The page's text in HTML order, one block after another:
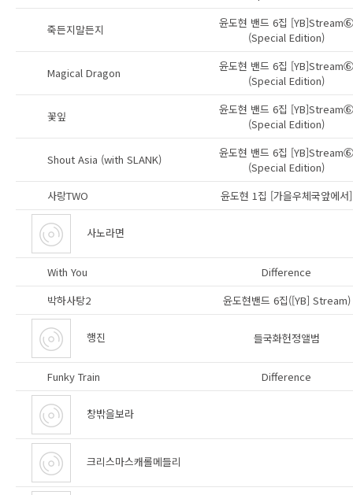
죽든지말든지
윤도현 밴드 6집
(Special Edition)
Magical Dragon
윤도현 밴드 6집
(Special Edition)
꽃잎
윤도현 밴드 6집
(Special Edition)
Shout Asia (with SLANK)
윤도현 밴드 6집
(Special Edition)
사랑TWO
윤도현 1집 [가을우체국앞에서]
사노라면
With You
Difference
박하사탕2
윤도현밴드 6집([YB] Stream)
행진 들국화헌정앨범
Funky Train Difference
창밖을보라
크리스마스캐롤메들리